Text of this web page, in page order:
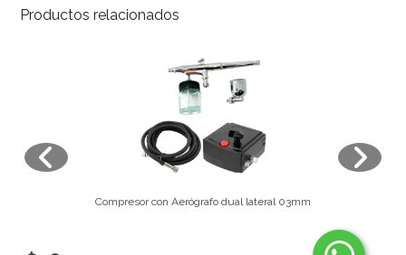
Productos relacionados
Compresor con Aerógrafo dual lateral 03mm